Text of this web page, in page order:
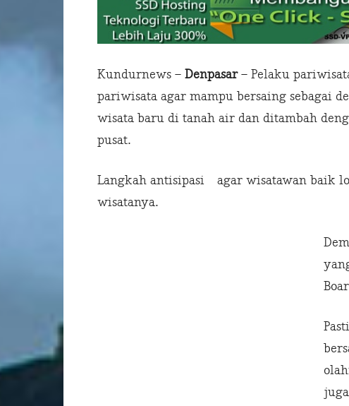
Kundurnews – Denpasar– Pelaku
pariwisata agar mampu bersaing sebagai
wisata baru di tanah air dan ditambah
pusat.
Langkah antisipasi agar wisatawan baik
wisatanya.